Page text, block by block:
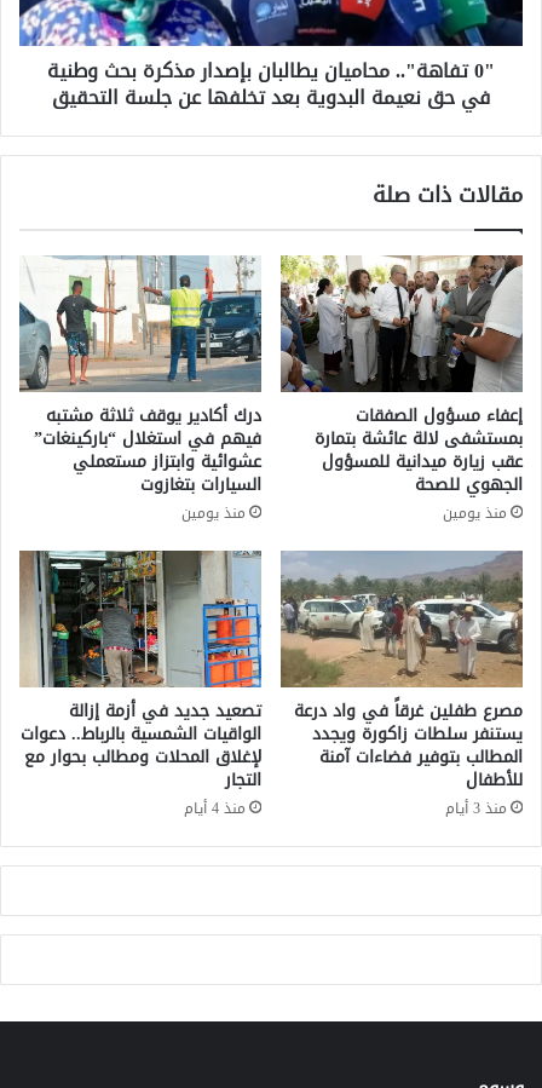
ك
ا
ع
ك
ي
ة
خ
ا
ص
ة
أ
ه
د
ا
ف
ر
ئ
ي
س
ي
ة
إ
ذ
ا
د
م
و
ر
"
.
ا
ي
ا
ن
ي
ط
ل
ب
ا
ن
ب
إ
ص
د
ا
ر
م
ذ
ك
ر
ة
ب
ح
ث
و
ن
ة
ف
ح
"0 تفاهة".. محاميان يطالبان بإصدار مذكرة بحث وطنية
في حق نعيمة البدوية بعد تخلفها عن جلسة التحقيق
مقالات ذات صلة
إعفاء مسؤول الصفقات
بمستشفى لالة عائشة بتمارة
عقب زيارة ميدانية للمسؤول
الجهوي للصحة
منذ يومين
درك أكادير يوقف ثلاثة مشتبه
فيهم في استغلال “باركينغات”
عشوائية وابتزاز مستعملي
السيارات بتغازوت
منذ يومين
مصرع طفلين غرقاً في واد درعة
يستنفر سلطات زاكورة ويجدد
المطالب بتوفير فضاءات آمنة
للأطفال
منذ 3 أيام
تصعيد جديد في أزمة إزالة
الواقيات الشمسية بالرباط.. دعوات
لإغلاق المحلات ومطالب بحوار مع
التجار
منذ 4 أيام